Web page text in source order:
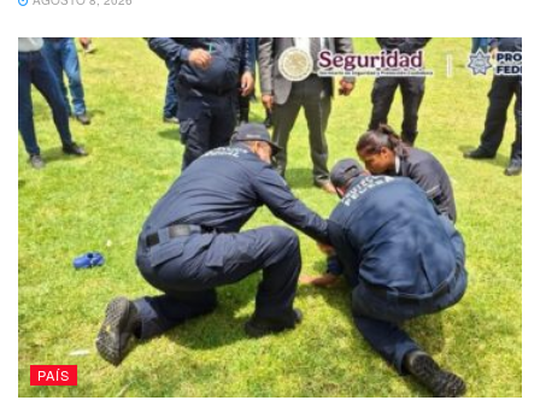
violento, lamentablemente murieron dos miembros de esta
familia y uno de los cuales era seminarista de nuestro
seminario diocesano” reza el comunicado.
PAÍS